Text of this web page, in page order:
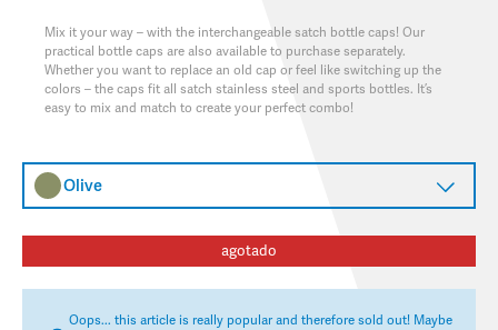
Mix it your way – with the interchangeable satch bottle caps! Our
practical bottle caps are also available to purchase separately.
Whether you want to replace an old cap or feel like switching up the
colors – the caps fit all satch stainless steel and sports bottles. It’s
easy to mix and match to create your perfect combo!
Olive
agotado
Oops... this article is really popular and therefore sold out! Maybe